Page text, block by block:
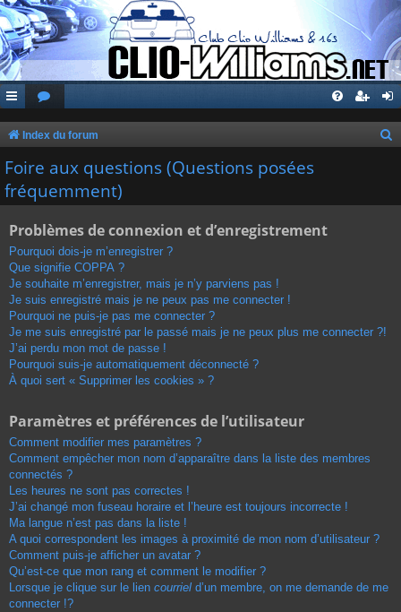
Index du forum
h
Foire aux questions (Questions posées
fréquemment)
Problèmes de connexion et d’enregistrement
Pourquoi dois-je m’enregistrer ?
Que signifie COPPA ?
Je souhaite m’enregistrer, mais je n’y parviens pas !
Je suis enregistré mais je ne peux pas me connecter !
Pourquoi ne puis-je pas me connecter ?
Je me suis enregistré par le passé mais je ne peux plus me connecter ?!
J’ai perdu mon mot de passe !
Pourquoi suis-je automatiquement déconnecté ?
À quoi sert « Supprimer les cookies » ?
Paramètres et préférences de l’utilisateur
Comment modifier mes paramètres ?
Comment empêcher mon nom d’apparaître dans la liste des membres
connectés ?
Les heures ne sont pas correctes !
J’ai changé mon fuseau horaire et l’heure est toujours incorrecte !
Ma langue n’est pas dans la liste !
A quoi correspondent les images à proximité de mon nom d’utilisateur ?
Comment puis-je afficher un avatar ?
Qu’est-ce que mon rang et comment le modifier ?
Lorsque je clique sur le lien courriel d’un membre, on me demande de me
connecter !?